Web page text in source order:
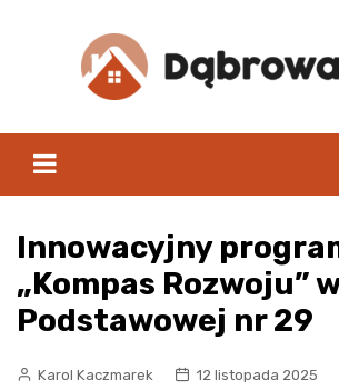
Innowacyjny
„Kompas Rozwoju”
Podstawowej nr 29
Karol Kaczmarek
12 listopada 2025